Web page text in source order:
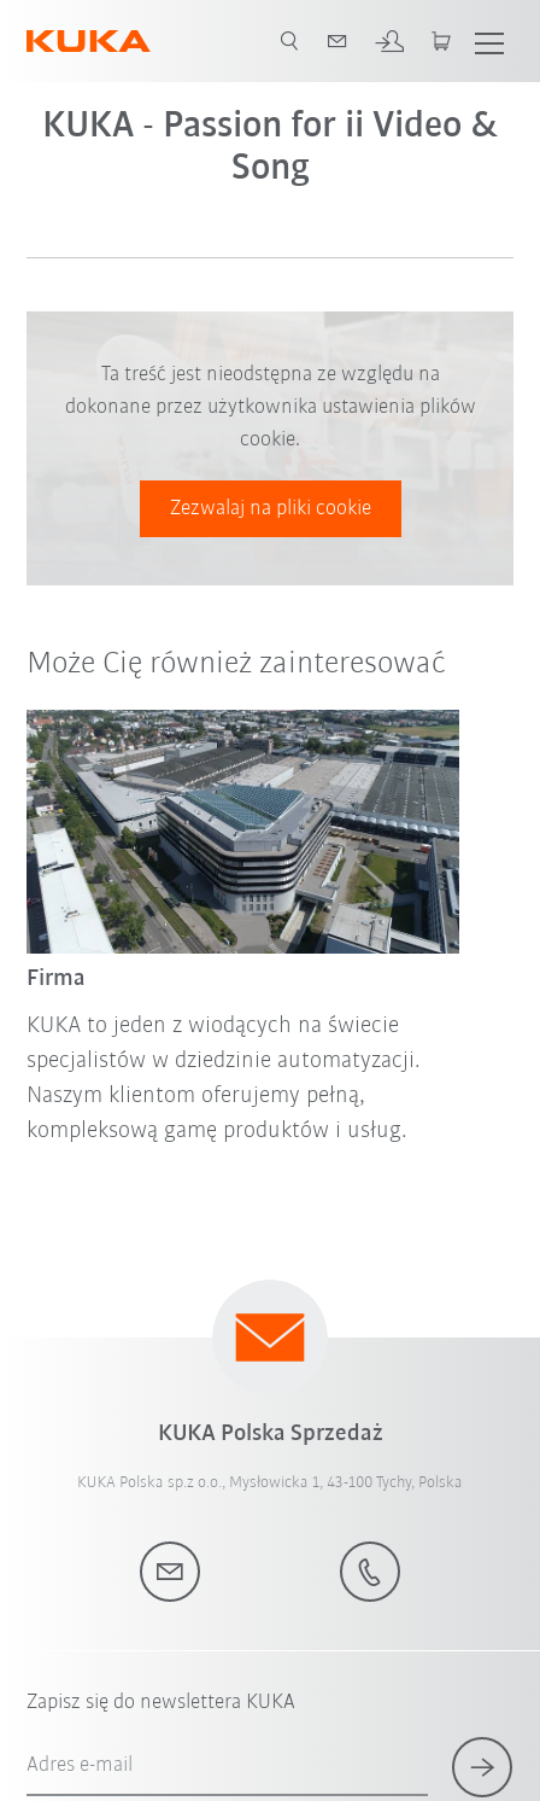
KUKA - Passion for ii Video &
Song
Ta treść jest nieodstępna ze względu na
dokonane przez użytkownika ustawienia plików
cookie.
Zezwalaj na pliki cookie
Może Cię również zainteresować
Firma
KUKA to jeden z wiodących na świecie
specjalistów w dziedzinie automatyzacji.
Naszym klientom oferujemy pełną,
kompleksową gamę produktów i usług.
KUKA Polska Sprzedaż
KUKA Polska sp.z o.o., Mysłowicka 1, 43-100 Tychy, Polska
Zapisz się do newslettera KUKA
Adres e-mail